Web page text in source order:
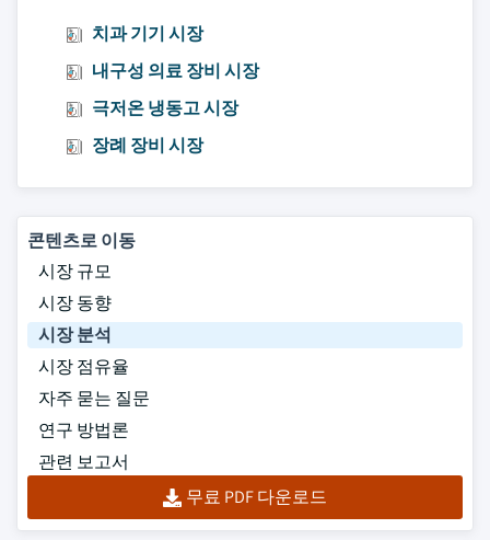
치과 기기 시장
내구성 의료 장비 시장
극저온 냉동고 시장
장례 장비 시장
콘텐츠로 이동
시장 규모
시장 동향
시장 분석
시장 점유율
자주 묻는 질문
연구 방법론
관련 보고서
무료 PDF 다운로드